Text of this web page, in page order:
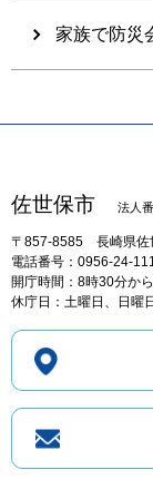
家族で防災
佐世保市 法人
〒857-8585 長崎県
電話番号：0956-24-
開庁時間：8時30分か
休庁日：土曜日、日曜